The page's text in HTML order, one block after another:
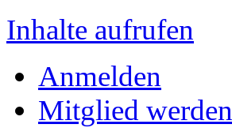
Inhalte aufrufen
Anmelden
Mitglied werden